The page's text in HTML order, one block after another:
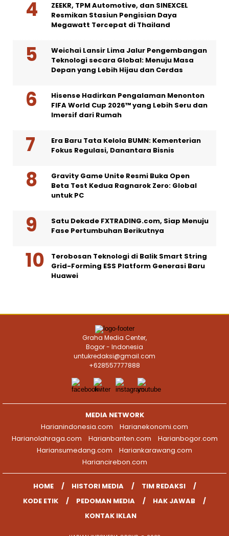
ZEEKR, TPM Automotive, dan SINEXCEL
Resmikan Stasiun Pengisian Daya
Megawatt Tercepat di Thailand
Weichai Lansir Lima Jalur Pengembangan
Teknologi secara Global: Menuju Masa
Depan yang Lebih Hijau dan Cerdas
Hisense Hadirkan Pengalaman Menonton
FIFA World Cup 2026™ yang Lebih Seru dan
Imersif dari Rumah
Era Baru Tata Kelola BUMN: Kementerian
Fokus Regulasi, Danantara Bisnis
Gravity Game Unite Resmi Buka Open
Beta Test Kedua Ragnarok Zero: Global
untuk PC
Satu Dekade FXTRADING.com, Siap Menuju
Fase Pertumbuhan Berikutnya
Terobosan Teknologi di Balik Smart String
Grid-Forming ESS Platform Generasi Baru
Huawei
Graha Media Center,
Bogor - Indonesia
untukredaksi@gmail.com
+628557777888
MEDIA NETWORK
Harianindonesia.com
Harianekonomi.com
Harianolahraga.com
Harianbanten.com
Harianbogor.com
Hariansumedang.com
Hariankarawang.com
Hariancirebon.com
HOME HISTORI MEDIA
TIM REDAKSI
KODE ETIK
PEDOMAN MEDIA
HAK JAWAB
KONTAK IKLAN